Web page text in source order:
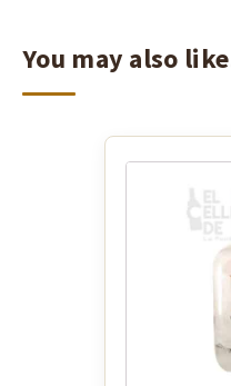
You may also